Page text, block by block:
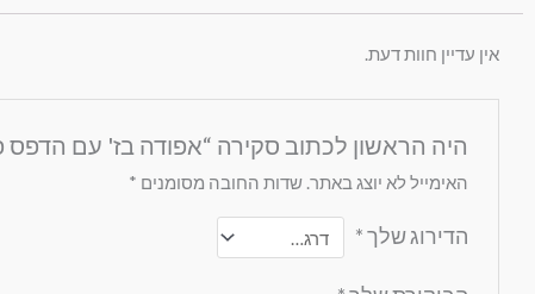
אין עדיין חוות דעת.
היה הראשון לכתוב סקירה “אפודה בז' עם הדפס
האימייל לא יוצג באתר. שדות החובה מסומנים *
הדירוג שלך*